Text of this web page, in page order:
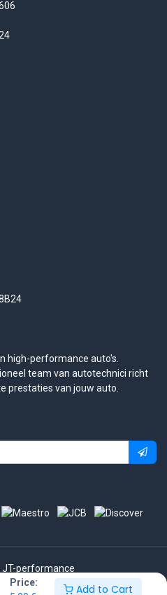
Price:
Add to Cart
high-performance auto's.
team van autotechnici richt
prestaties van jouw auto.
performance